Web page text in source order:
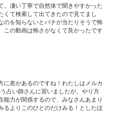
。凄い丁寧で自然体で聞きやすかった
くて検索して出てきたので見てまし
のを知らないとバチが当たりそうで怖
この動画は怖さがなくて良かったです
に差があるのですね！わたしはメルカ
占い師さんに習いましたが、やり方
能力が関係するので、みなさんあまり
るよりこのひとのだけみる！としたほ